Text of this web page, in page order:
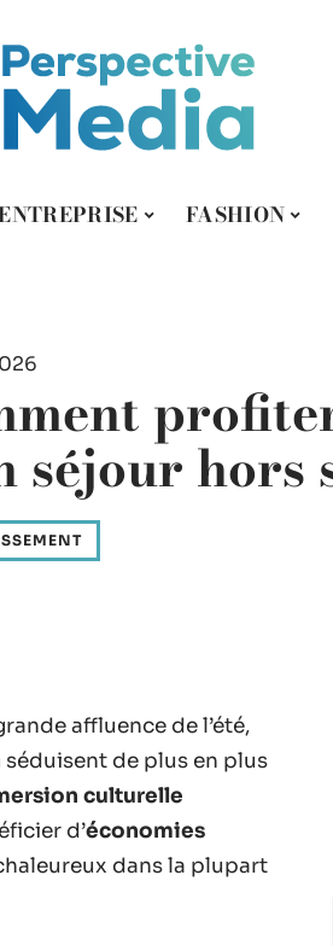
FASHION
séjour hors
affluence de l’été,
séduisent de plus en plus
culturelle
d’économies
dans la plupart